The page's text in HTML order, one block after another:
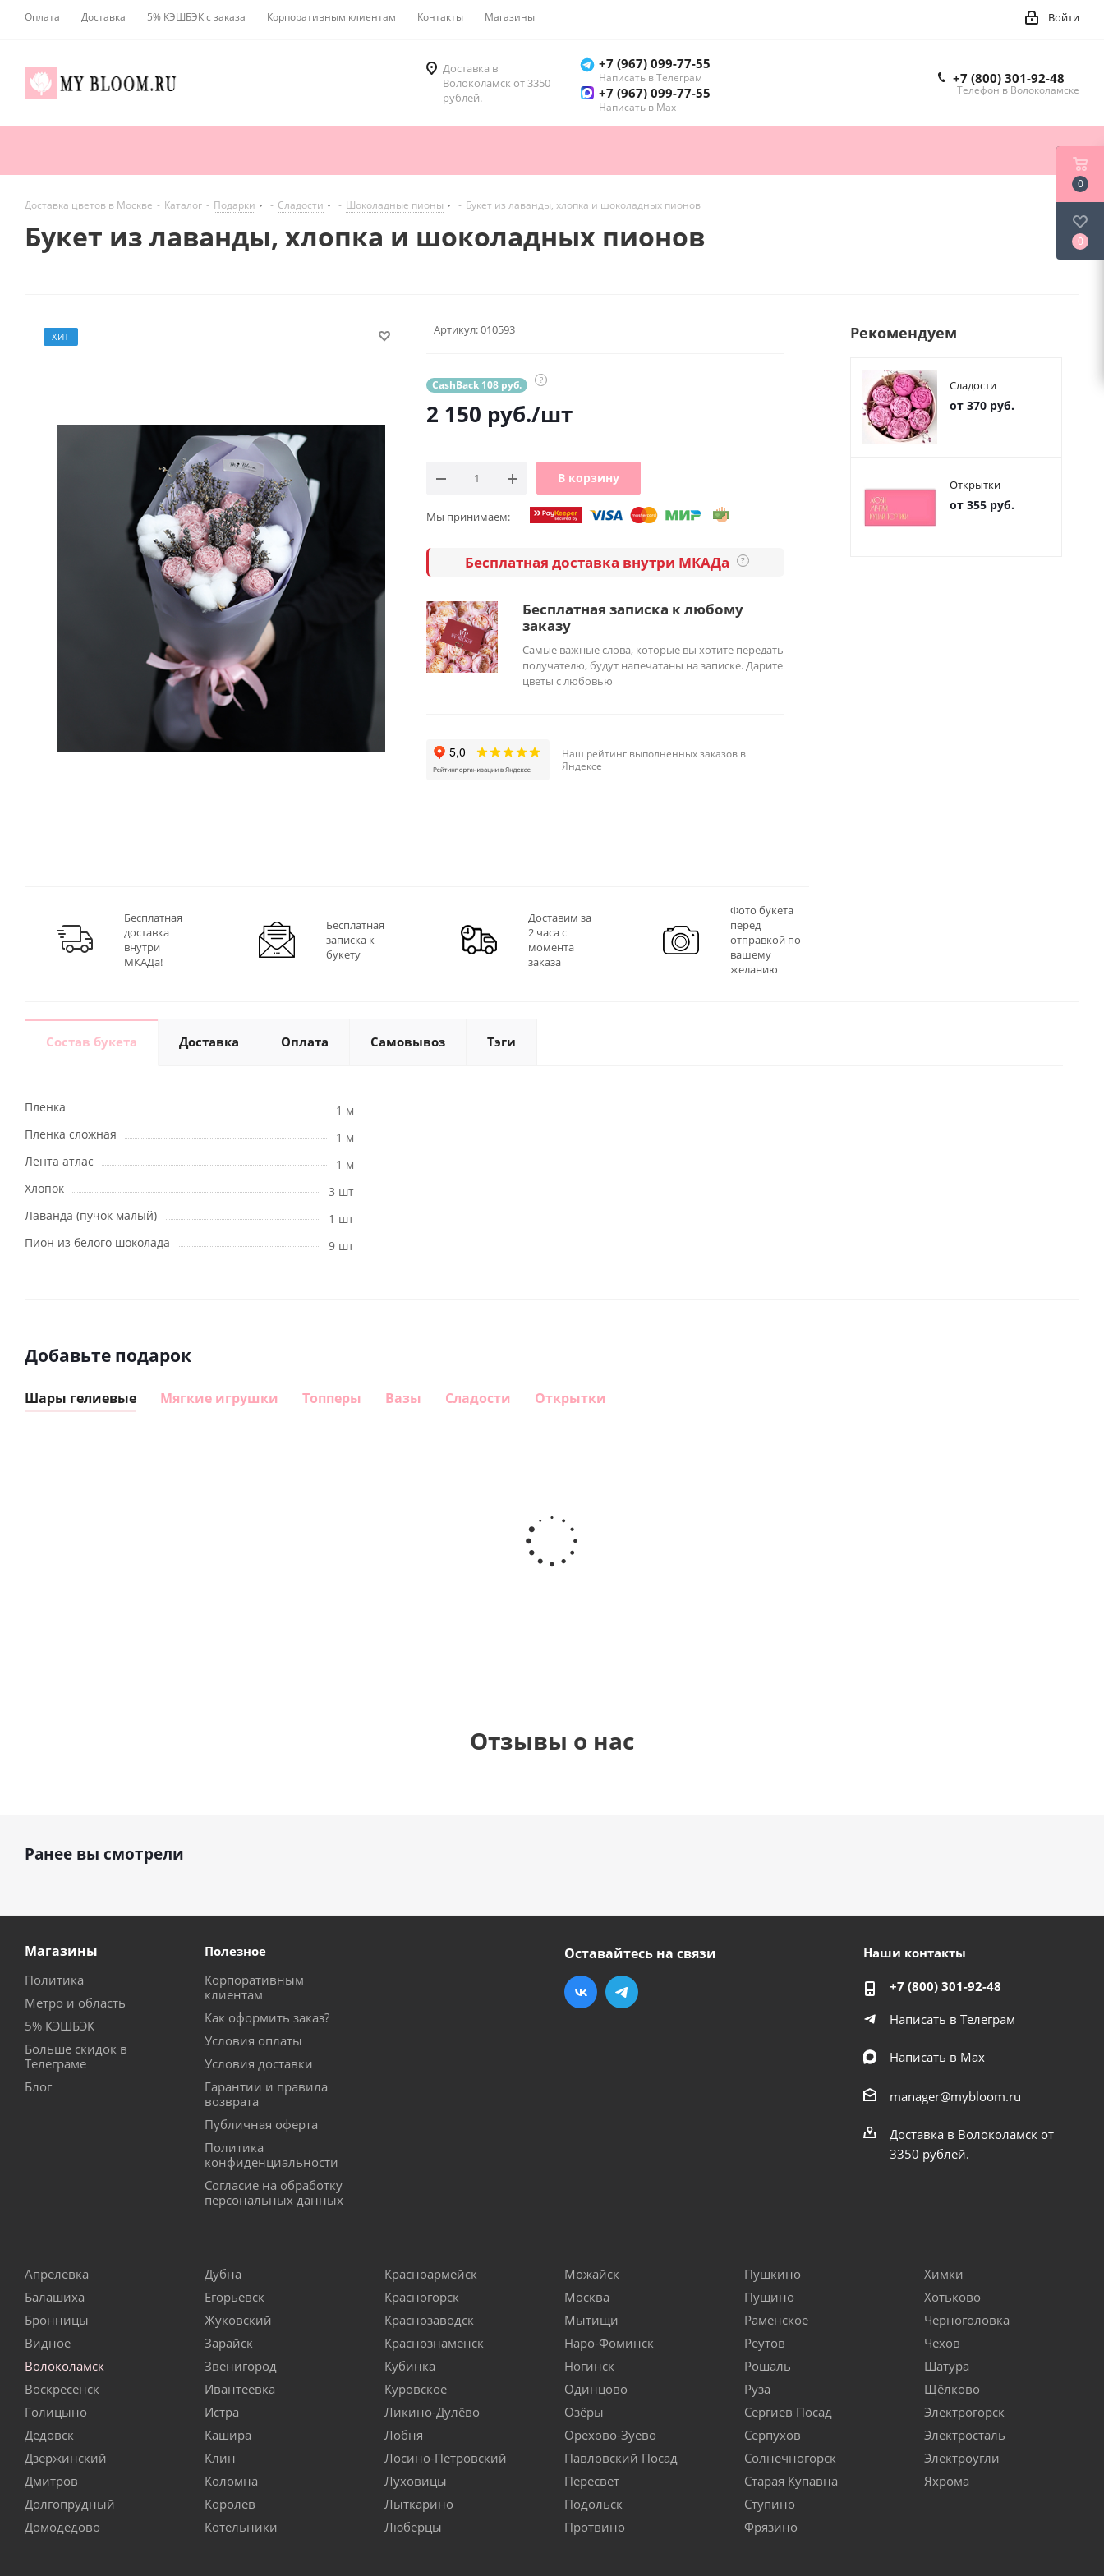
Оплата Доставка 5% КЭШБЭК с заказа Корпоративным клиентам Контакты Магазины Войти
Доставка в
Волоколамск от 3350
рублей.
+7 (967) 099-77-55
Написать в Телеграм
+7 (967) 099-77-55
Написать в Мах
+7 (800) 301-92-48
Телефон в Волоколамске
Доставка цветов в Москве - Каталог - Подарки - Сладости - Шоколадные пионы - Букет из лаванды, хлопка и шоколадных пионов
Букет из лаванды, хлопка и шоколадных пионов
ХИТ Артикул:010593
CashBack 108 руб. ?
2 150 руб./шт
В корзину
Мы принимаем:
Бесплатная доставка внутри МКАДа ?
Бесплатная записка к любому
заказу
Самые важные слова, которые вы хотите передать
получателю, будут напечатаны на записке. Дарите
цветы с любовью
Наш рейтинг выполненных заказов в
Яндексе
Бесплатная
доставка
внутри
МКАДа!
Бесплатная
записка к
букету
Доставим за
2 часа с
момента
заказа
Фото букета
перед
отправкой по
вашему
желанию
Рекомендуем
Сладости
от 370 руб.
Открытки
от 355 руб.
Состав букета Доставка Оплата Самовывоз Тэги
Пленка
1 м
Пленка сложная
1 м
Лента атлас
1 м
Хлопок
3 шт
Лаванда (пучок малый)
1 шт
Пион из белого шоколада
9 шт
Добавьте подарок
Шары гелиевые Мягкие игрушки Топперы Вазы Сладости Открытки
гелиевый
цифра 1
(40х102
Отзывы о нас
Ранее вы смотрели
Магазины
Политика
Метро и область
5% КЭШБЭК
Больше скидок в
Телеграме
Блог
Полезное
Корпоративным
клиентам
Как оформить заказ?
Условия оплаты
Условия доставки
Гарантии и правила
возврата
Публичная оферта
Политика
конфиденциальности
Согласие на обработку
персональных данных
Оставайтесь на связи Наши контакты
+7 (800) 301-92-48
Написать в Телеграм
Написать в Мах
manager@mybloom.ru
Доставка в Волоколамск от
3350 рублей.
Апрелевка
Балашиха
Бронницы
Видное
Волоколамск
Воскресенск
Голицыно
Дедовск
Дзержинский
Дмитров
Долгопрудный
Домодедово
Дубна
Егорьевск
Жуковский
Зарайск
Звенигород
Ивантеевка
Истра
Кашира
Клин
Коломна
Королев
Котельники
Красноармейск
Красногорск
Краснозаводск
Краснознаменск
Кубинка
Куровское
Ликино-Дулёво
Лобня
Лосино-Петровский
Луховицы
Лыткарино
Люберцы
Можайск
Москва
Мытищи
Наро-Фоминск
Ногинск
Одинцово
Озёры
Орехово-Зуево
Павловский Посад
Пересвет
Подольск
Протвино
Пушкино
Пущино
Раменское
Реутов
Рошаль
Руза
Сергиев Посад
Серпухов
Солнечногорск
Старая Купавна
Ступино
Фрязино
Химки
Хотьково
Черноголовка
Чехов
Шатура
Щёлково
Электрогорск
Электросталь
Электроугли
Яхрома
0
0